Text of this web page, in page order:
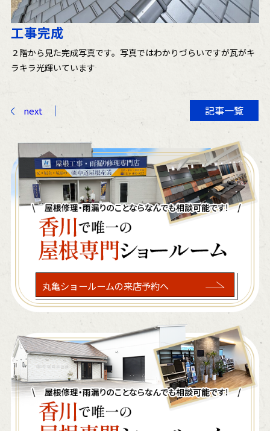
工事完成
２階から見た完成写真です。写真ではわかりづらいですが瓦がキ
ラキラ光輝いています
next 記事一覧
丸亀ショールームの来店予約へ